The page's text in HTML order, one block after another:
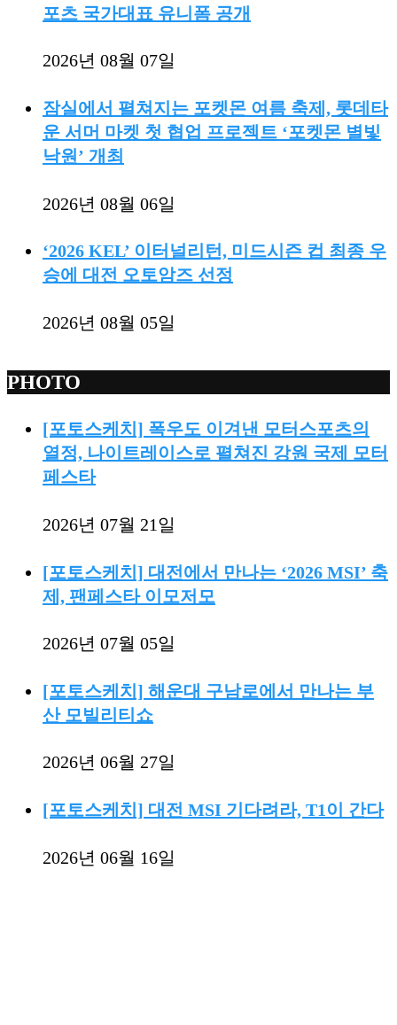
포츠 국가대표 유니폼 공개
2026년 08월 07일
잠실에서 펼쳐지는 포켓몬 여름 축제, 롯데타
운 서머 마켓 첫 협업 프로젝트 ‘포켓몬 별빛
낙원’ 개최
2026년 08월 06일
‘2026 KEL’ 이터널리턴, 미드시즌 컵 최종 우
승에 대전 오토암즈 선정
2026년 08월 05일
PHOTO
[포토스케치] 폭우도 이겨낸 모터스포츠의
열정, 나이트레이스로 펼쳐진 강원 국제 모터
페스타
2026년 07월 21일
[포토스케치] 대전에서 만나는 ‘2026 MSI’ 축
제, 팬페스타 이모저모
2026년 07월 05일
[포토스케치] 해운대 구남로에서 만나는 부
산 모빌리티쇼
2026년 06월 27일
[포토스케치] 대전 MSI 기다려라, T1이 간다
2026년 06월 16일